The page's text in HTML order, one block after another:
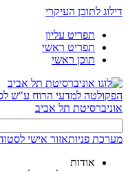
דילוג לתוכן העיקרי
תפריט עליון
תפריט ראשי
תוכן ראשי
הפקולטה למדעי הרוח ע"ש
אוניברסיטת תל אביב
מערכת פניותאזור אישי
אודות